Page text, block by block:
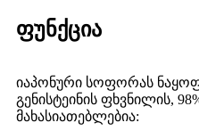
ფუნქცია
იაპონური სოფორას
გენისტეინის ფხვნილის,
მახასიათებლებია: